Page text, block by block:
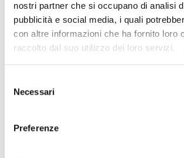
nostri partner che si occupano di analisi
pubblicità e social media, i quali
con altre informazioni che ha fornito loro
raccolto dal suo utilizzo dei loro servizi.
delNecessari
Preferenze
MOOER